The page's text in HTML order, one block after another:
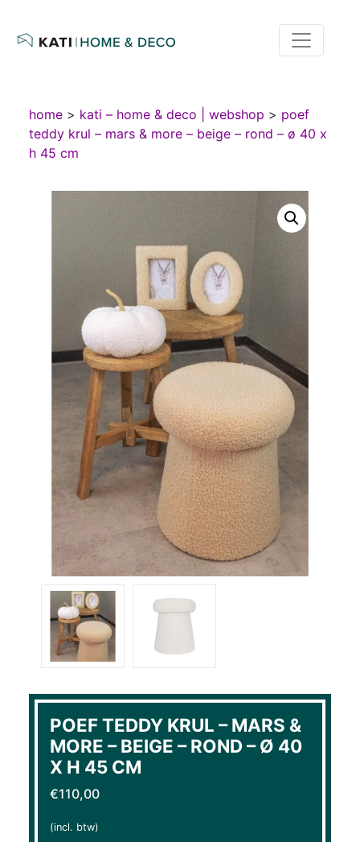
home > kati – home & deco | webshop > poef
teddy krul – mars & more – beige – rond – ø 40 x
h 45 cm
POEF TEDDY KRUL – MARS &
MORE – BEIGE – ROND – Ø 40
X H 45 CM
€110,00
(incl. btw)